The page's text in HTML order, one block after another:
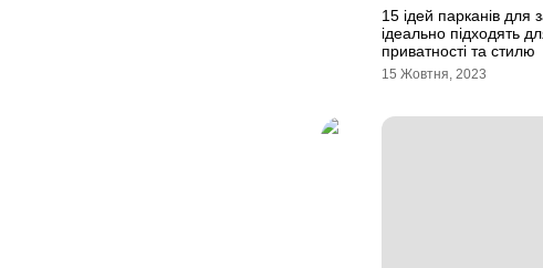
15 ідей парканів для
ідеально підходять
приватності та стилю
15 Жовтня, 2023